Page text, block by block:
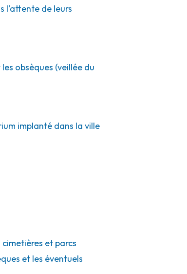
l'attente de leurs
obsèques (veillée du
implanté dans la ville
et parcs
et les éventuels